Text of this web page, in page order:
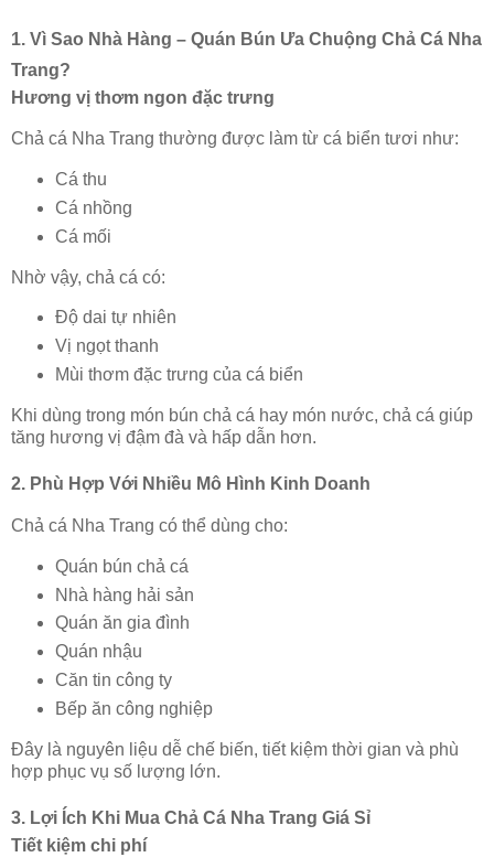
1. Vì Sao Nhà Hàng – Quán Bún Ưa Chuộng Chả Cá Nha
Trang?
Hương vị thơm ngon đặc trưng
Chả cá Nha Trang thường được làm từ cá biển tươi như:
Cá thu
Cá nhồng
Cá mối
Nhờ vậy, chả cá có:
Độ dai tự nhiên
Vị ngọt thanh
Mùi thơm đặc trưng của cá biển
Khi dùng trong món bún chả cá hay món nước, chả cá giúp
tăng hương vị đậm đà và hấp dẫn hơn.
2. Phù Hợp Với Nhiều Mô Hình Kinh Doanh
Chả cá Nha Trang có thể dùng cho:
Quán bún chả cá
Nhà hàng hải sản
Quán ăn gia đình
Quán nhậu
Căn tin công ty
Bếp ăn công nghiệp
Đây là nguyên liệu dễ chế biến, tiết kiệm thời gian và phù
hợp phục vụ số lượng lớn.
3. Lợi Ích Khi Mua Chả Cá Nha Trang Giá Sỉ
Tiết kiệm chi phí